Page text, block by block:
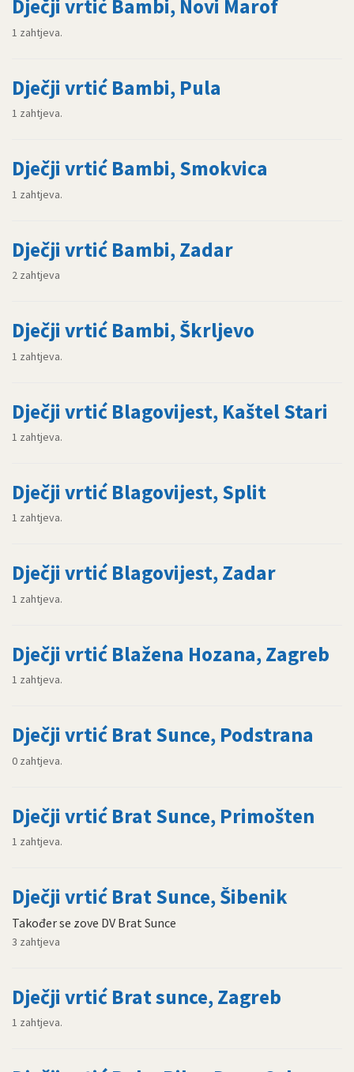
Dječji vrtić Bambi, Novi Marof
1 zahtjeva.
Dječji vrtić Bambi, Pula
1 zahtjeva.
Dječji vrtić Bambi, Smokvica
1 zahtjeva.
Dječji vrtić Bambi, Zadar
2 zahtjeva
Dječji vrtić Bambi, Škrljevo
1 zahtjeva.
Dječji vrtić Blagovijest, Kaštel Stari
1 zahtjeva.
Dječji vrtić Blagovijest, Split
1 zahtjeva.
Dječji vrtić Blagovijest, Zadar
1 zahtjeva.
Dječji vrtić Blažena Hozana, Zagreb
1 zahtjeva.
Dječji vrtić Brat Sunce, Podstrana
0 zahtjeva.
Dječji vrtić Brat Sunce, Primošten
1 zahtjeva.
Dječji vrtić Brat Sunce, Šibenik
Također se zove DV Brat Sunce
3 zahtjeva
Dječji vrtić Brat sunce, Zagreb
1 zahtjeva.